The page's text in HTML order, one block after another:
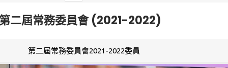
二屆常務委員會 (2021-2022)
第二屆常務委員會2021-2022委員